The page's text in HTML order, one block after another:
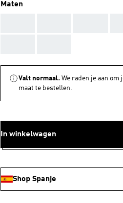
Maten
Valt normaal. We raden je aan
maat te bestellen.
In winkelwagen
Shop Spanje